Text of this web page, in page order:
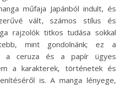
műfaja Japánból indult, és
vált, számos stílus és
rajzolók titkos tudása sokkal
mint gondolnánk; ez a
a ceruza és a papír ügyes
a karakterek, történetek és
is. A manga lényege,